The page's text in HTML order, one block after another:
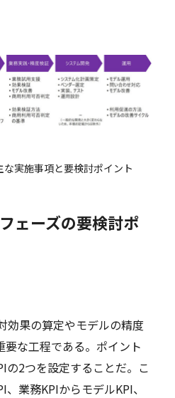
実施事項と要検討ポイント
ェーズの要検討ポ
効果の算定やモデルの精度
な工程である。ポイント
の2つを設定することだ。こ
業務KPIからモデルKPI、